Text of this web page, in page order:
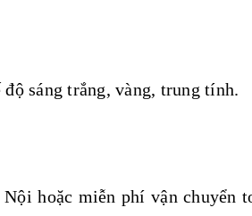
sáng trắng, vàng, trung tính.
hoặc miễn phí vận chuyển